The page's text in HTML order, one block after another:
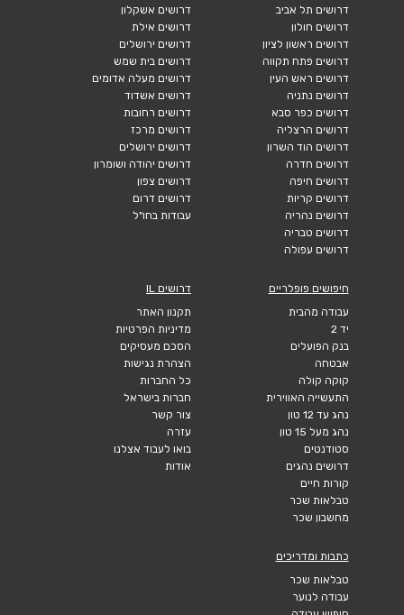
דרושים תל אביב
דרושים חולון
דרושים ראשון לציון
דרושים פתח תקווה
דרושים ראש העין
דרושים נתניה
דרושים כפר סבא
דרושים הרצליה
דרושים הוד השרון
דרושים חדרה
דרושים חיפה
דרושים קריות
דרושים נהריה
דרושים טבריה
דרושים עפולה
דרושים אשקלון
דרושים אילת
דרושים ירושלים
דרושים בית שמש
דרושים מעלה אדומים
דרושים אשדוד
דרושים רחובות
דרושים מרכז
דרושים ירושלים
דרושים יהודה ושומרון
דרושים צפון
דרושים דרום
עבודות בחו"ל
חיפושים פופלריים
עבודה מהבית
יד 2
בנק הפועלים
אבטחה
קוקה קולה
התעשייה האווירית
נהג עד 12 טון
נהג מעל 15 טון
סטודנטים
דרושים נהגים
קורות חיים
טבלאות שכר
מחשבון שכר
דרושים IL
תקנון האתר
מדיניות הפרטיות
הסכם מעסיקים
הצהרת נגישות
כל החברות
חברות בישראל
צור קשר
עזרה
בואו לעבוד אצלנו
אודות
כתבות ומדריכים
טבלאות שכר
עבודה לנוער